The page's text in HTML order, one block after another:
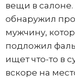
вещи в
обнаружил
мужчину,
подложил
ищет что-то в
вскоре на